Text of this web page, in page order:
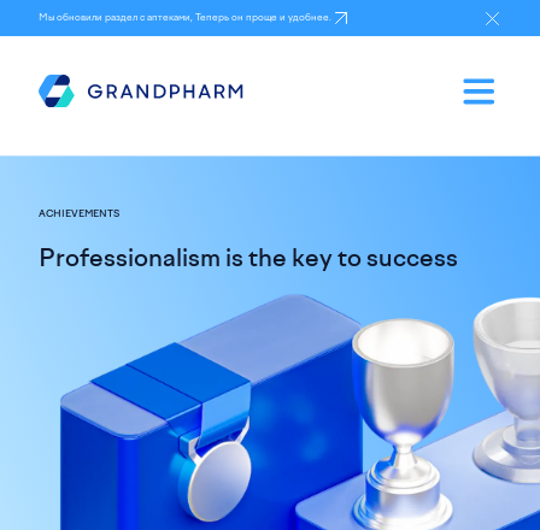
Мы обновили раздел с аптеками, Теперь он проще и удобнее.
ACHIEVEMENTS
Professionalism is the key to success